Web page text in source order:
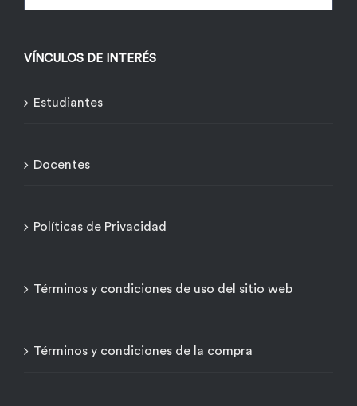
VÍNCULOS DE INTERÉS
Estudiantes
Docentes
Políticas de Privacidad
Términos y condiciones de uso del sitio web
Términos y condiciones de la compra